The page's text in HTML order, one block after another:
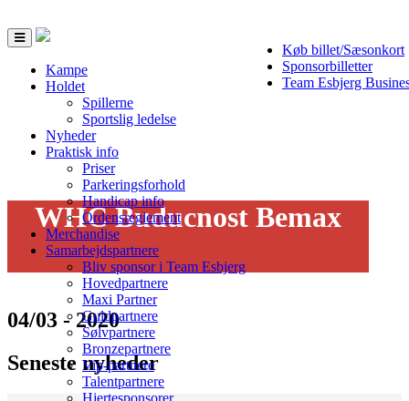
Køb billet/Sæsonkort
Sponsorbilletter
Team Esbjerg
Toggle
navigation
Kampe
Holdet
Spillerne
Sportslig ledelse
Nyheder
Praktisk info
Priser
Parkeringsforhold
Handicap info
Ordensreglement
Merchandise
Samarbejdspartnere
Bliv sponsor i Team Esbjerg
Hovedpartnere
Maxi Partner
Guldpartnere
Sølvpartnere
Bronzepartnere
Vip-partnere
Talentpartnere
Hjertesponsorer
WHC Buducnost Bemax
04/03 - 2020
Seneste nyheder